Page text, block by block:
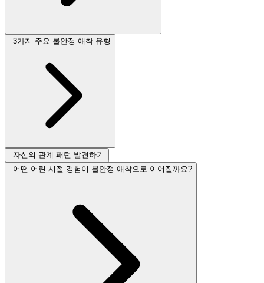
3가지 주요 불안정 애착 유형
자신의 관계 패턴 발견하기
어떤 어린 시절 경험이 불안정 애착으로 이어질까요?